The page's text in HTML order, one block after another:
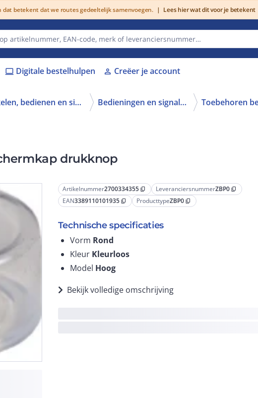
dat betekent dat we routes gedeeltelijk samenvoegen. | Lees hier wat dit voor je betekent
laptop Digitale bestelhulpen person Creëer je account
Schakelen, bedienen en signaleren Bedieningen en signaleringen
drukknop
Artikelnummer2700334355 content_copy LeveranciersnummerZBP0 content_copy
EAN3389110101935 content_copy ProducttypeZBP0 content_copy
Technische specificaties
Vorm Rond
Kleur Kleurloos
Model Hoog
Bekijk volledige omschrijving